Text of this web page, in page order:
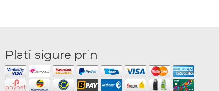
Plati sigure prin